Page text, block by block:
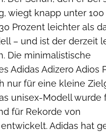
wiegt knapp unter 100
Prozent leichter als
– und ist der derzeit
Die minimalistische
Adidas Adizero Adios
nur für eine kleine
unisex-Modell wurde
für Rekorde von
Adidas hat